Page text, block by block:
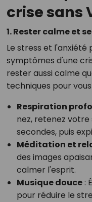
crise sans
1. Rester calme et
Le stress et l'anxiété
symptômes d'une
rester aussi calme
techniques pour
Respiration
nez, retenez
secondes, puis
Méditation et
des images
calmer l'esprit.
Musique douce:
pour réduire le